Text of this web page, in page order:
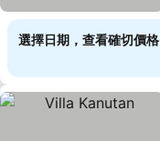
選擇日期，查看確切價格